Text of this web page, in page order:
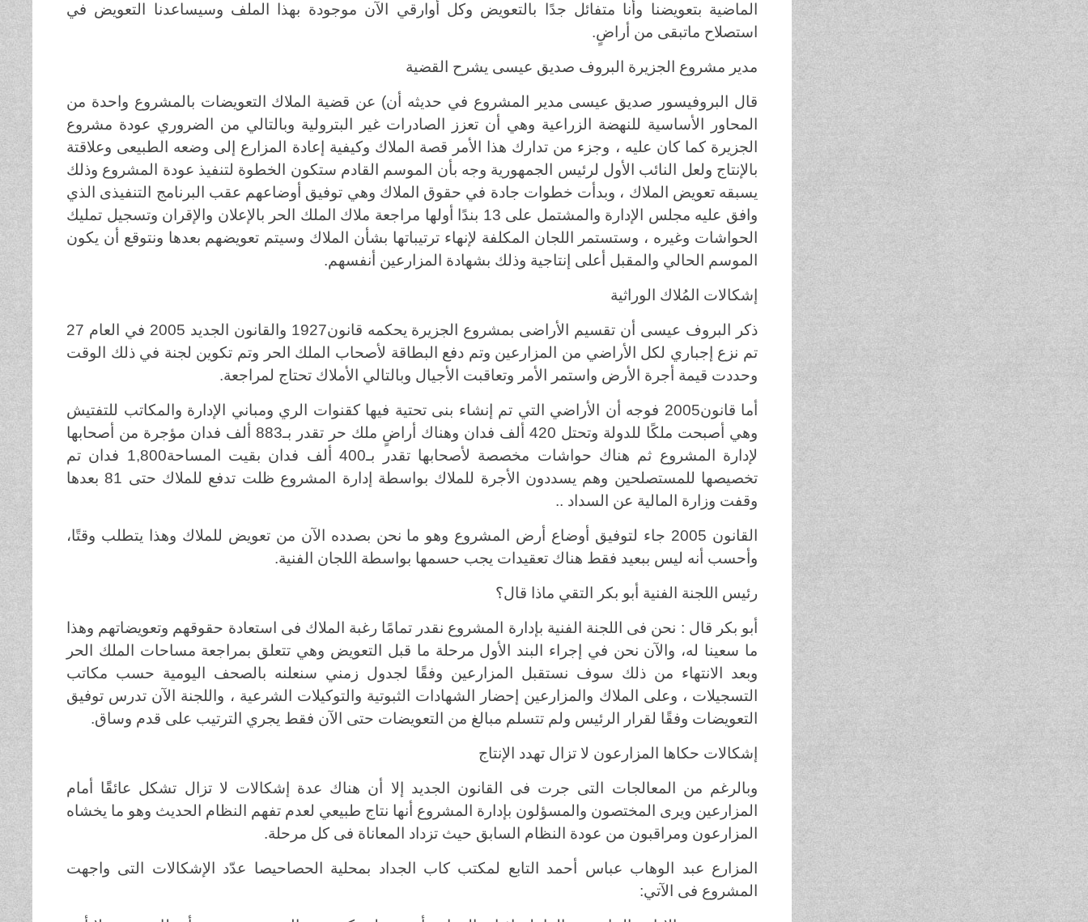
الماضية بتعويضنا وأنا متفائل جدًا بالتعويض وكل أوارقي الآن موجودة بهذا الملف وسيساعدنا التعويض في
استصلاح ماتبقى من أراضٍ.
مدير مشروع الجزيرة البروف صديق عيسى يشرح القضية
قال البروفيسور صديق عيسى مدير المشروع في حديثه أن) عن قضية الملاك التعويضات بالمشروع واحدة من
المحاور الأساسية للنهضة الزراعية وهي أن تعزز الصادرات غير البترولية وبالتالي من الضروري عودة مشروع
الجزيرة كما كان عليه ، وجزء من تدارك هذا الأمر قصة الملاك وكيفية إعادة المزارع إلى وضعه الطبيعى وعلاقتة
بالإنتاج ولعل النائب الأول لرئيس الجمهورية وجه بأن الموسم القادم ستكون الخطوة لتنفيذ عودة المشروع وذلك
يسبقه تعويض الملاك ، وبدأت خطوات جادة في حقوق الملاك وهي توفيق أوضاعهم عقب البرنامج التنفيذى الذي
وافق عليه مجلس الإدارة والمشتمل على 13 بندًا أولها مراجعة ملاك الملك الحر بالإعلان والإقران وتسجيل تمليك
الحواشات وغيره ، وستستمر اللجان المكلفة لإنهاء ترتيباتها بشأن الملاك وسيتم تعويضهم بعدها ونتوقع أن يكون
الموسم الحالي والمقبل أعلى إنتاجية وذلك بشهادة المزارعين أنفسهم.
إشكالات المُلاك الوراثية
ذكر البروف عيسى أن تقسيم الأراضى بمشروع الجزيرة يحكمه قانون1927 والقانون الجديد 2005 في العام 27
تم نزع إجباري لكل الأراضي من المزارعين وتم دفع البطاقة لأصحاب الملك الحر وتم تكوين لجنة في ذلك الوقت
وحددت قيمة أجرة الأرض واستمر الأمر وتعاقبت الأجيال وبالتالي الأملاك تحتاج لمراجعة.
أما قانون2005 فوجه أن الأراضي التي تم إنشاء بنى تحتية فيها كقنوات الري ومباني الإدارة والمكاتب للتفتيش
وهي أصبحت ملكًا للدولة وتحتل 420 ألف فدان وهناك أراضٍ ملك حر تقدر بـ883 ألف فدان مؤجرة من أصحابها
لإدارة المشروع ثم هناك حواشات مخصصة لأصحابها تقدر بـ400 ألف فدان بقيت المساحة1,800 فدان تم
تخصيصها للمستصلحين وهم يسددون الأجرة للملاك بواسطة إدارة المشروع ظلت تدفع للملاك حتى 81 بعدها
وقفت وزارة المالية عن السداد ..
القانون 2005 جاء لتوفيق أوضاع أرض المشروع وهو ما نحن بصدده الآن من تعويض للملاك وهذا يتطلب وقتًا،
وأحسب أنه ليس ببعيد فقط هناك تعقيدات يجب حسمها بواسطة اللجان الفنية.
رئيس اللجنة الفنية أبو بكر التقي ماذا قال؟
أبو بكر قال : نحن فى اللجنة الفنية بإدارة المشروع نقدر تمامًا رغبة الملاك فى استعادة حقوقهم وتعويضاتهم وهذا
ما سعينا له، والآن نحن في إجراء البند الأول مرحلة ما قبل التعويض وهي تتعلق بمراجعة مساحات الملك الحر
وبعد الانتهاء من ذلك سوف نستقبل المزارعين وفقًا لجدول زمني سنعلنه بالصحف اليومية حسب مكاتب
التسجيلات ، وعلى الملاك والمزارعين إحضار الشهادات الثبوتية والتوكيلات الشرعية ، واللجنة الآن تدرس توفيق
التعويضات وفقًا لقرار الرئيس ولم تتسلم مبالغ من التعويضات حتى الآن فقط يجري الترتيب على قدم وساق.
إشكالات حكاها المزارعون لا تزال تهدد الإنتاج
وبالرغم من المعالجات التى جرت فى القانون الجديد إلا أن هناك عدة إشكالات لا تزال تشكل عائقًَا أمام
المزارعين ويرى المختصون والمسؤلون بإدارة المشروع أنها نتاج طبيعي لعدم تفهم النظام الحديث وهو ما يخشاه
المزارعون ومراقبون من عودة النظام السابق حيث تزداد المعاناة فى كل مرحلة.
المزارع عبد الوهاب عباس أحمد التابع لمكتب كاب الجداد بمحلية الحصاحيصا عدّد الإشكالات التى واجهت
المشروع فى الآتي: